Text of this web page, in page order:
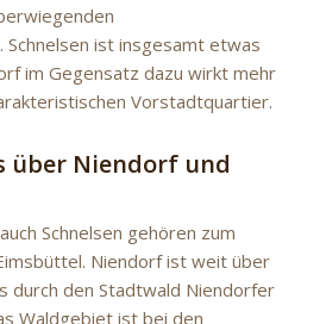
Schnelsen ist insgesamt etwas
im Gegensatz dazu wirkt mehr
Vorstadtquartier.
über Niendorf und
Schnelsen gehören zum
Niendorf ist weit über
durch den Stadtwald Niendorfer
Waldgebiet ist bei den